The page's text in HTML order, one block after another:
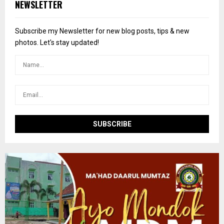
h
o
r
NEWSLETTER
Subscribe my Newsletter for new blog posts, tips & new
photos. Let's stay updated!